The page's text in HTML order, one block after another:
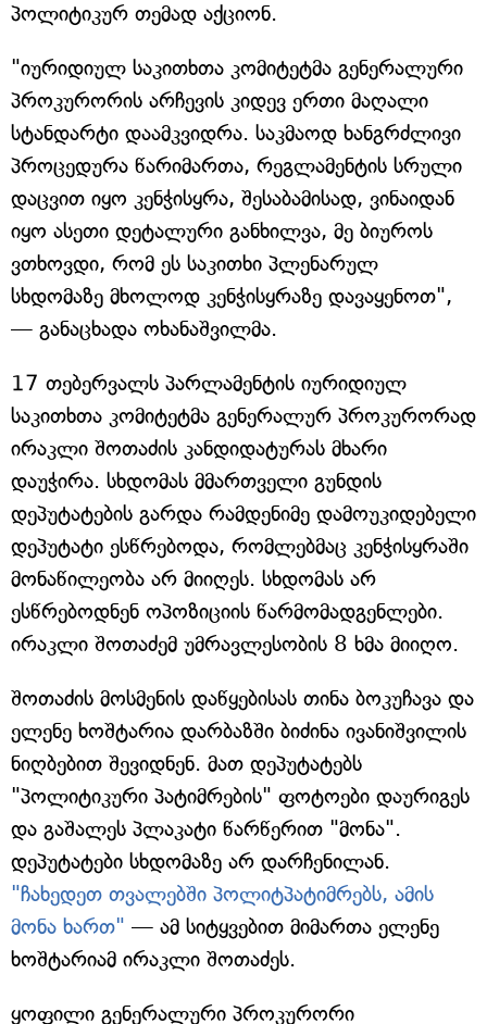
პოლიტიკურ თემად აქციონ.
"იურიდიულ საკითხთა კომიტეტმა გენერალური
პროკურორის არჩევის კიდევ ერთი მაღალი
სტანდარტი დაამკვიდრა. საკმაოდ ხანგრძლივი
პროცედურა წარიმართა, რეგლამენტის სრული
დაცვით იყო კენჭისყრა, შესაბამისად, ვინაიდან
იყო ასეთი დეტალური განხილვა, მე ბიუროს
ვთხოვდი, რომ ეს საკითხი პლენარულ
სხდომაზე მხოლოდ კენჭისყრაზე დავაყენოთ",
— განაცხადა ოხანაშვილმა.
17 თებერვალს პარლამენტის იურიდიულ
საკითხთა კომიტეტმა გენერალურ პროკურორად
ირაკლი შოთაძის კანდიდატურას მხარი
დაუჭირა. სხდომას მმართველი გუნდის
დეპუტატების გარდა რამდენიმე დამოუკიდებელი
დეპუტატი ესწრებოდა, რომლებმაც კენჭისყრაში
მონაწილეობა არ მიიღეს. სხდომას არ
ესწრებოდნენ ოპოზიციის წარმომადგენლები.
ირაკლი შოთაძემ უმრავლესობის 8 ხმა მიიღო.
შოთაძის მოსმენის დაწყებისას თინა ბოკუჩავა და
ელენე ხოშტარია დარბაზში ბიძინა ივანიშვილის
ნიღბებით შევიდნენ. მათ დეპუტატებს
"პოლიტიკური პატიმრების" ფოტოები დაურიგეს
და გაშალეს პლაკატი წარწერით "მონა".
დეპუტატები სხდომაზე არ დარჩენილან.
"ჩახედეთ თვალებში პოლიტპატიმრებს, ამის
მონა ხართ" — ამ სიტყვებით მიმართა ელენე
ხოშტარიამ ირაკლი შოთაძეს.
ყოფილი გენერალური პროკურორი